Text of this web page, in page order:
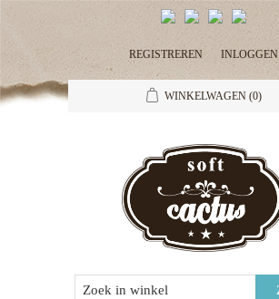
REGISTREREN INLOGGEN
WINKELWAGEN (0)